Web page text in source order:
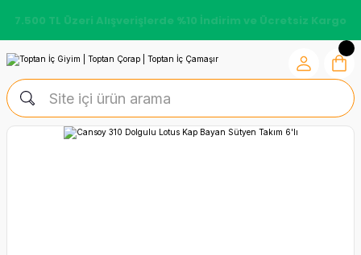
7.500 TL Üzeri Alışverişlerde %10 İndirim ve Ücretsiz Kargo